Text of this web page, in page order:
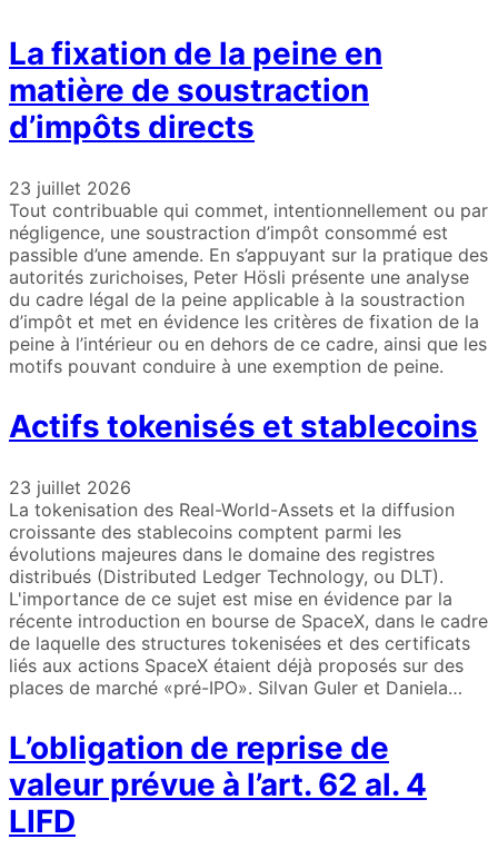
La fixation de la peine en
matière de soustraction
d’impôts directs
23 juillet 2026
Tout contribuable qui commet, intentionnellement ou par
négligence, une soustraction d’impôt consommé est
passible d’une amende. En s’appuyant sur la pratique des
autorités zurichoises, Peter Hösli présente une analyse
du cadre légal de la peine applicable à la soustraction
d’impôt et met en évidence les critères de fixation de la
peine à l’intérieur ou en dehors de ce cadre, ainsi que les
motifs pouvant conduire à une exemption de peine.
Actifs tokenisés et stablecoins
23 juillet 2026
La tokenisation des Real-World-Assets et la diffusion
croissante des stablecoins comptent parmi les
évolutions majeures dans le domaine des registres
distribués (Distributed Ledger Technology, ou DLT).
L'importance de ce sujet est mise en évidence par la
récente introduction en bourse de SpaceX, dans le cadre
de laquelle des structures tokenisées et des certificats
liés aux actions SpaceX étaient déjà proposés sur des
places de marché «pré-IPO». Silvan Guler et Daniela…
L’obligation de reprise de
valeur prévue à l’art. 62 al. 4
LIFD